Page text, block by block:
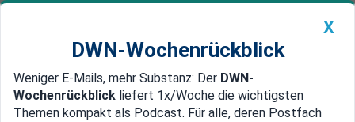
Newsticker MEIN DWN: Geldanlage Premium
Edelmetalle DWN-Magazin China
X
DWN-Wochenrückblick
Weniger E-Mails, mehr Substanz: Der DWN-
Wochenrückblick liefert 1x/Woche die wichtigsten
Themen kompakt als Podcast. Für alle, deren Postfach